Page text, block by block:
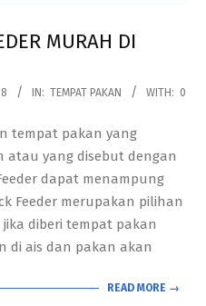
MURAH DI
IN: TEMPAT PAKAN WITH: 0
tempat pakan yang
yang disebut dengan
dapat menampung
Feeder merupakan pilihan
diberi tempat pakan
di ais dan pakan akan
READ MORE →